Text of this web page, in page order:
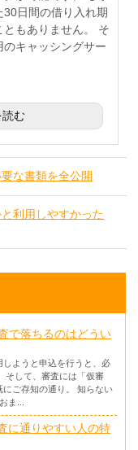
30日間の借り入れ期
ともありません。 そ
のキャッシングサー
読む
な書類を全公開
利用しやすかった
で落ちるのはどうい
ようと申込を行うと、必
そして、審査には「仮審
ご存知の通り。 知らない
ま...
に通りやすい人の特